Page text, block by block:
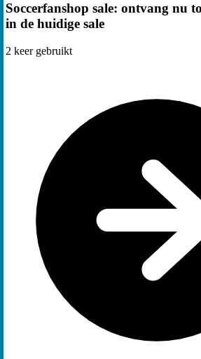
Soccerfanshop sale: ontvang nu
in de huidige sale
2 keer gebruikt